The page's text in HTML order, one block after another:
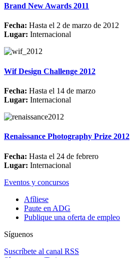
Brand New Awards 2011
Fecha: Hasta el 2 de marzo de 2012
Lugar: Internacional
Wif Design Challenge 2012
Fecha: Hasta el 14 de marzo
Lugar: Internacional
Renaissance Photography Prize 2012
Fecha: Hasta el 24 de febrero
Lugar: Internacional
Eventos y concursos
Afíliese
Paute en ADG
Publique una oferta de empleo
Síguenos
Suscríbete al canal RSS